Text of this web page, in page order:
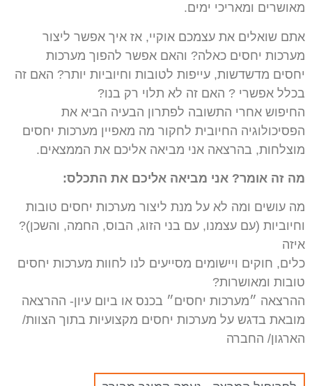
מאושרים ומאריכי ימים.
אתם שואלים את עצמכם אוקיי, אז איך אפשר ליצור
מערכות יחסים כאלה? והאם אפשר להפוך מערכות
יחסים מדשדשות, עייפות לטובות וחיוביות יותר? האם זה
בכלל אפשרי ? האם זה לא תלוי רק בנו?
החיפוש אחרי התשובה לפתרון הבעיה הביא את
הפסיכולוגיה החיובית לחקור מה מאפיין מערכות יחסים
מוצלחות, בהרצאה אני מביאה אליכם את הממצאים.
מה זה אומר? אני מביאה אליכם את התכלס:
מה עושים ומה לא על מנת ליצור מערכות יחסים טובות
וחיוביות (עם עצמנו, עם בני הזוג, הבוס, החמה, והשכן)?
איזה
כלים, חוקים ויישומים מסייעים לנו לחוות מערכות יחסים
טובות ומאושרות?
ההרצאה ״מערכות יחסים״ בכנס או ביום עיון- ההרצאה
מובאת בדגש על מערכות יחסים מקצועיות בתוך הצוות/
הארגון/ החברה